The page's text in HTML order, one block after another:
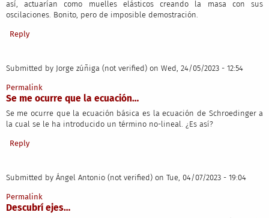
así, actuarían como muelles elásticos creando la masa con sus
oscilaciones. Bonito, pero de imposible demostración.
Reply
Submitted by Jorge zúñiga (not verified) on Wed, 24/05/2023 - 12:54
Permalink
Se me ocurre que la ecuación…
Se me ocurre que la ecuación básica es la ecuación de Schroedinger a
la cual se le ha introducido un término no-lineal. ¿Es así?
Reply
Submitted by Ángel Antonio (not verified) on Tue, 04/07/2023 - 19:04
Permalink
Descubrí ejes…